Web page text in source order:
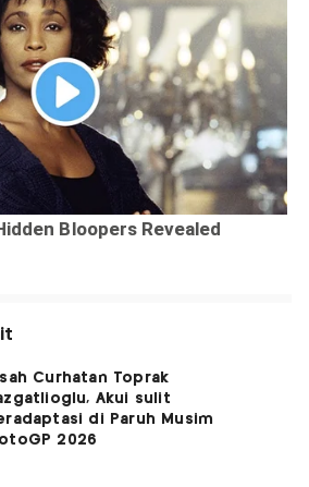
Curhatan Toprak
Akui sulit
di Paruh Musim
2026